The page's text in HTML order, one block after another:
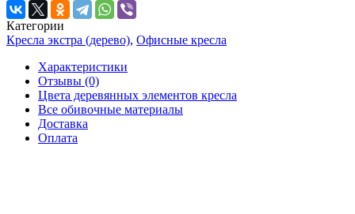
Категории
Кресла экстра (дерево), Офисные кресла
Характеристики
Отзывы (0)
Цвета деревянных элементов кресла
Все обивочные материалы
Доставка
Оплата